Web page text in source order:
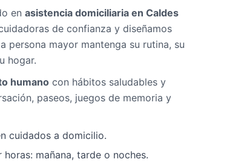
enasistencia domiciliaria en Caldes
de confianza y diseñamos
persona mayor mantenga su rutina, su
hogar.
humano con hábitos saludables y
paseos, juegos de memoria y
cuidados a domicilio.
mañana, tarde o noches.